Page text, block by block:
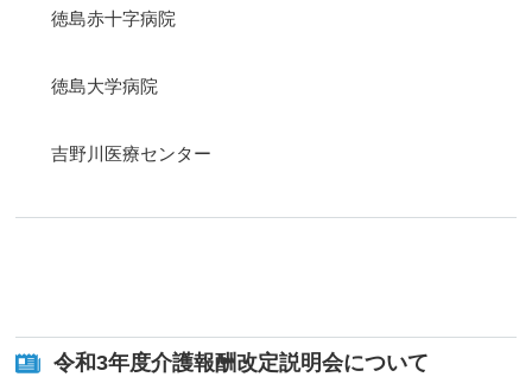
徳島赤十字病院
徳島大学病院
吉野川医療センター
令和3年度介護報酬改定説明会について